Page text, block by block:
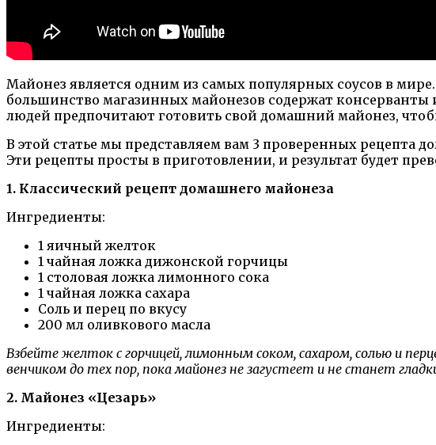
Майонез является одним из самых популярных соусов в
большинство магазинных майонезов содержат консерванты
людей предпочитают готовить свой домашний майонез,
В этой статье мы представляем вам 3 проверенных
Эти рецепты просты в приготовлении, и результат будет
1. Классический рецепт домашнего майонеза
Ингредиенты:
1 яичный желток
1 чайная ложка дижонской горчицы
1 столовая ложка лимонного сока
1 чайная ложка сахара
Соль и перец по вкусу
200 мл оливкового масла
Взбейте желток с горчицей, лимонным соком, сахаром, солью и
венчиком до тех пор, пока майонез не загустеет и не станет
2. Майонез «Цезарь»
Ингредиенты: